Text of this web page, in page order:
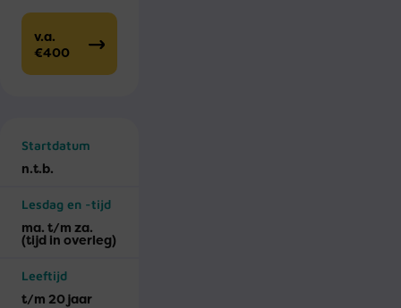
v.a.
€400
Startdatum
n.t.b.
Lesdag en -tijd
ma. t/m za.
(tijd in overleg)
Leeftijd
t/m 20 jaar